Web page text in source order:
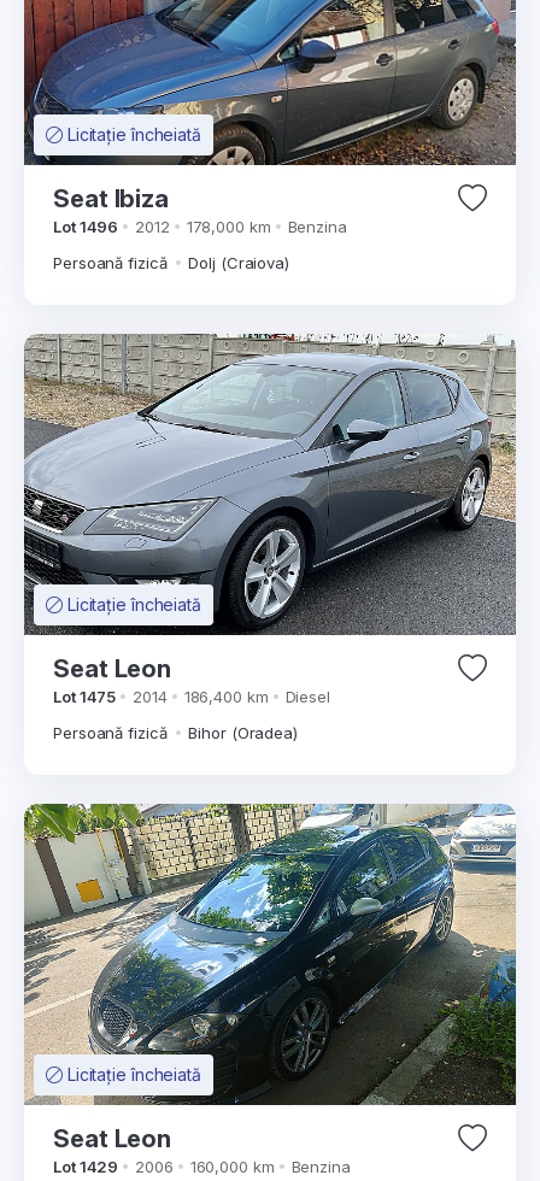
Licitație încheiată
Seat Ibiza
Lot 1496 2012 178,000 km
Benzina
Persoană fizică
Dolj (Craiova)
Licitație încheiată
Seat Leon
Lot 1475 2014 186,400 km
Diesel
Persoană fizică
Bihor (Oradea)
Licitație încheiată
Seat Leon
Lot 1429 2006 160,000 km
Benzina